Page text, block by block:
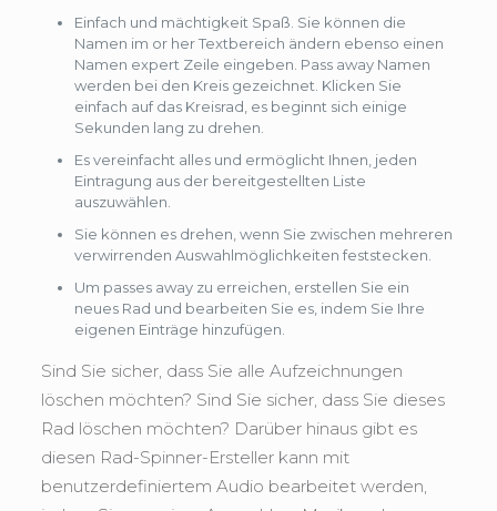
Einfach und mächtigkeit Spaß. Sie können die
Namen im or her Textbereich ändern ebenso einen
Namen expert Zeile eingeben. Pass away Namen
werden bei den Kreis gezeichnet. Klicken Sie
einfach auf das Kreisrad, es beginnt sich einige
Sekunden lang zu drehen.
Es vereinfacht alles und ermöglicht Ihnen, jeden
Eintragung aus der bereitgestellten Liste
auszuwählen.
Sie können es drehen, wenn Sie zwischen mehreren
verwirrenden Auswahlmöglichkeiten feststecken.
Um passes away zu erreichen, erstellen Sie ein
neues Rad und bearbeiten Sie es, indem Sie Ihre
eigenen Einträge hinzufügen.
Sind Sie sicher, dass Sie alle Aufzeichnungen
löschen möchten? Sind Sie sicher, dass Sie dieses
Rad löschen möchten? Darüber hinaus gibt es
diesen Rad-Spinner-Ersteller kann mit
benutzerdefiniertem Audio bearbeitet werden,